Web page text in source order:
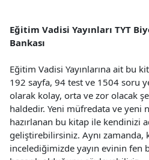
Eğitim Vadisi Yayınları TYT
Bankası
Eğitim Vadisi Yayınlarına ait bu
192 sayfa, 94 test ve 1504 soru
olarak kolay, orta ve zor olacak
haldedir. Yeni müfredata ve yeni
hazırlanan bu kitap ile kendinizi
geliştirebilirsiniz. Aynı
incelediğimizde yayın evinin fen